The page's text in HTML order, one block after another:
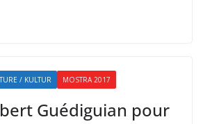
/ KULTUR MOSTRA 2017
Guédiguian pour